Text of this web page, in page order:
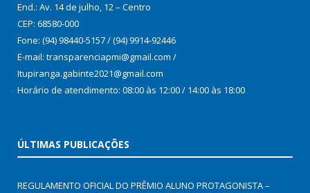
End.: Av. 14 de julho, 12 – Centro
CEP: 68580-000
Fone: (94) 98440-5157 / (94) 9914-92446
E-mail: transparenciapmi@gmail.com /
Itupiranga.gabinte2021@gmail.com
Horário de atendimento: 08:00 às 12:00 / 14:00 às 18:00
ÚLTIMAS PUBLICAÇÕES
REGULAMENTO OFICIAL DO PRÊMIO ALUNO PROTAGONISTA –